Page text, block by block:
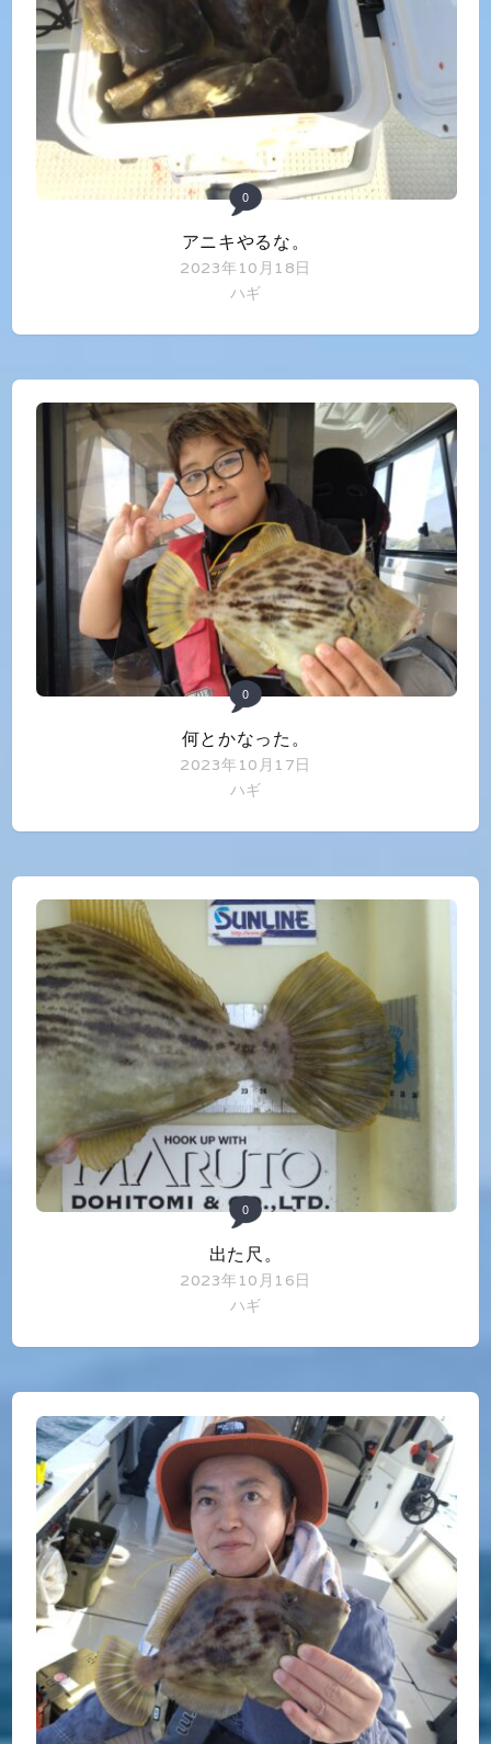
0
アニキやるな。
2023年10月18日
ハギ
0
何とかなった。
2023年10月17日
ハギ
0
出た尺。
2023年10月16日
ハギ